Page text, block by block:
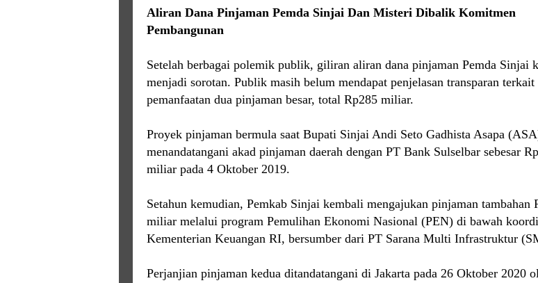
Aliran Dana Pinjaman Pemda Sinjai Dan Misteri Dibalik Komitmen
Pembangunan
Setelah berbagai polemik publik, giliran aliran dana pinjaman Pemda Sinjai
menjadi sorotan. Publik masih belum mendapat penjelasan transparan terkait
pemanfaatan dua pinjaman besar, total Rp285 miliar.
Proyek pinjaman bermula saat Bupati Sinjai Andi Seto Gadhista Asapa
menandatangani akad pinjaman daerah dengan PT Bank Sulselbar sebesar
miliar pada 4 Oktober 2019.
Setahun kemudian, Pemkab Sinjai kembali mengajukan pinjaman tambahan
miliar melalui program Pemulihan Ekonomi Nasional (PEN) di bawah
Kementerian Keuangan RI, bersumber dari PT Sarana Multi Infrastruktur
Perjanjian pinjaman kedua ditandatangani di Jakarta pada 26 Oktober 2020